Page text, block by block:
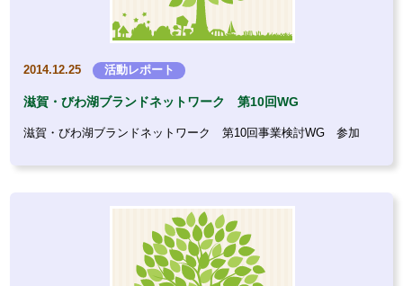
2014.12.25 活動レポート
滋賀・びわ湖ブランドネットワーク 第10回WG
滋賀・びわ湖ブランドネットワーク 第10回事業検討WG 参加